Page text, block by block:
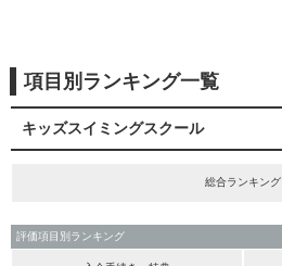
項目別ランキング一覧
キッズスイミングスクール
総合ランキング
評価項目別ランキング